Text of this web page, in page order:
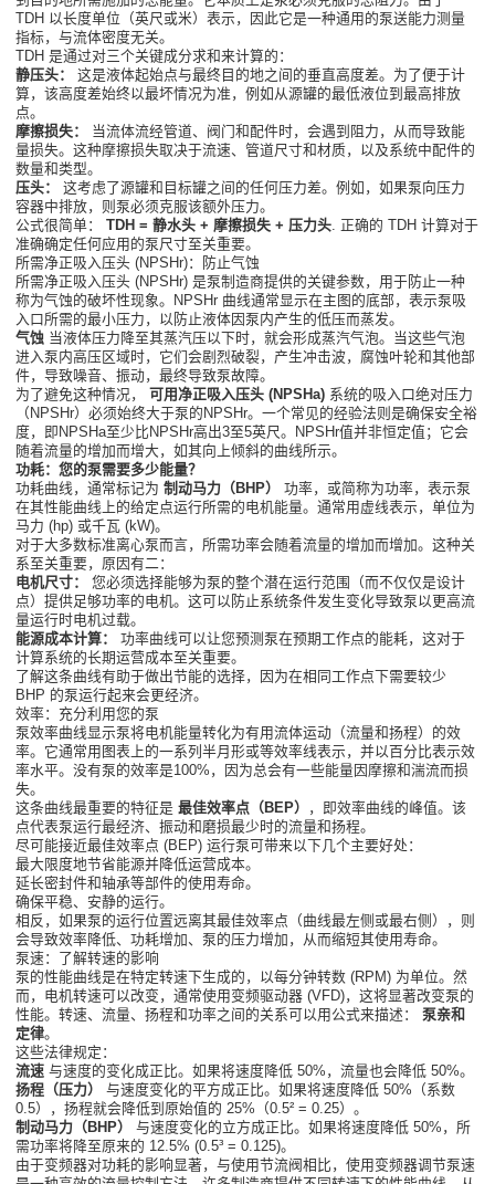
TDH 以长度单位（英尺或米）表示，因此它是一种通用的泵送能力测量
指标，与流体密度无关。
TDH 是通过对三个关键成分求和来计算的：
静压头：
这是液体起始点与最终目的地之间的垂直高度差。为了便于计
算，该高度差始终以最坏情况为准，例如从源罐的最低液位到最高排放
点。
摩擦损失：
当流体流经管道、阀门和配件时，会遇到阻力，从而导致能
量损失。这种摩擦损失取决于流速、管道尺寸和材质，以及系统中配件的
数量和类型。
压头：
这考虑了源罐和目标罐之间的任何压力差。例如，如果泵向压力
容器中排放，则泵必须克服该额外压力。
公式很简单：TDH = 静水头 + 摩擦损失 + 压力头. 正确的 TDH 计算对于
准确确定任何应用的泵尺寸至关重要。
所需净正吸入压头 (NPSHr)：防止气蚀
所需净正吸入压头 (NPSHr) 是泵制造商提供的关键参数，用于防止一种
称为气蚀的破坏性现象。NPSHr 曲线通常显示在主图的底部，表示泵吸
入口所需的最小压力，以防止液体因泵内产生的低压而蒸发。
气蚀 当液体压力降至其蒸汽压以下时，就会形成蒸汽气泡。当这些气泡
进入泵内高压区域时，它们会剧烈破裂，产生冲击波，腐蚀叶轮和其他部
件，导致噪音、振动，最终导致泵故障。
为了避免这种情况，可用净正吸入压头 (NPSHa) 系统的吸入口绝对压力
（NPSHr）必须始终大于泵的NPSHr。一个常见的经验法则是确保安全裕
度，即NPSHa至少比NPSHr高出3至5英尺。NPSHr值并非恒定值；它会
随着流量的增加而增大，如其向上倾斜的曲线所示。
功耗：您的泵需要多少能量？
功耗曲线，通常标记为制动马力（BHP）
功率，或简称为功率，表示泵
在其性能曲线上的给定点运行所需的电机能量。通常用虚线表示，单位为
马力 (hp) 或千瓦 (kW)。
对于大多数标准离心泵而言，所需功率会随着流量的增加而增加。这种关
系至关重要，原因有二：
电机尺寸：
您必须选择能够为泵的整个潜在运行范围（而不仅仅是设计
点）提供足够功率的电机。这可以防止系统条件发生变化导致泵以更高流
量运行时电机过载。
能源成本计算：
功率曲线可以让您预测泵在预期工作点的能耗，这对于
计算系统的长期运营成本至关重要。
了解这条曲线有助于做出节能的选择，因为在相同工作点下需要较少
BHP 的泵运行起来会更经济。
效率：充分利用您的泵
泵效率曲线显示泵将电机能量转化为有用流体运动（流量和扬程）的效
率。它通常用图表上的一系列半月形或等效率线表示，并以百分比表示效
率水平。没有泵的效率是100%，因为总会有一些能量因摩擦和湍流而损
失。
这条曲线最重要的特征是最佳效率点（BEP）
，即效率曲线的峰值。该
点代表泵运行最经济、振动和磨损最少时的流量和扬程。
尽可能接近最佳效率点 (BEP) 运行泵可带来以下几个主要好处：
最大限度地节省能源并降低运营成本。
延长密封件和轴承等部件的使用寿命。
确保平稳、安静的运行。
相反，如果泵的运行位置远离其最佳效率点（曲线最左侧或最右侧），则
会导致效率降低、功耗增加、泵的压力增加，从而缩短其使用寿命。
泵速：了解转速的影响
泵的性能曲线是在特定转速下生成的，以每分钟转数 (RPM) 为单位。然
而，电机转速可以改变，通常使用变频驱动器 (VFD)，这将显著改变泵的
性能。转速、流量、扬程和功率之间的关系可以用公式来描述：泵亲和
定律。
这些法律规定：
流速 与速度的变化成正比。如果将速度降低 50%，流量也会降低 50%。
扬程（压力）
与速度变化的平方成正比。如果将速度降低 50%（系数
0.5），扬程就会降低到原始值的 25%（0.5² = 0.25）。
制动马力（BHP）
与速度变化的立方成正比。如果将速度降低 50%，所
需功率将降至原来的 12.5% (0.5³ = 0.125)。
由于变频器对功耗的影响显著，与使用节流阀相比，使用变频器调节泵速